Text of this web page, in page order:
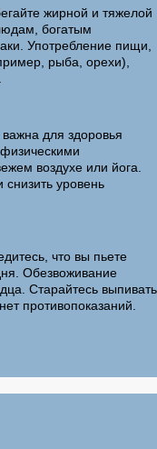
жирной и тяжелой
богатым
Употребление пищи,
рыба, орехи),
важна для здоровья
воздухе или йога.
уровень
что вы пьете
Обезвоживание
Старайтесь выпивать
противопоказаний.